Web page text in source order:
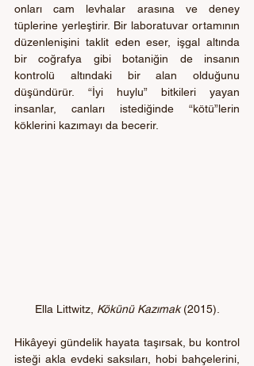
onları cam levhalar arasına ve deney
tüplerine yerleştirir. Bir laboratuvar ortamının
düzenlenişini taklit eden eser, işgal altında
bir coğrafya gibi botaniğin de insanın
kontrolü altındaki bir alan olduğunu
düşündürür. “İyi huylu” bitkileri yayan
insanlar, canları istediğinde “kötü”lerin
köklerini kazımayı da becerir.
Ella Littwitz, Kökünü Kazımak (2015).
Hikâyeyi gündelik hayata taşırsak, bu kontrol
isteği akla evdeki saksıları, hobi bahçelerini,